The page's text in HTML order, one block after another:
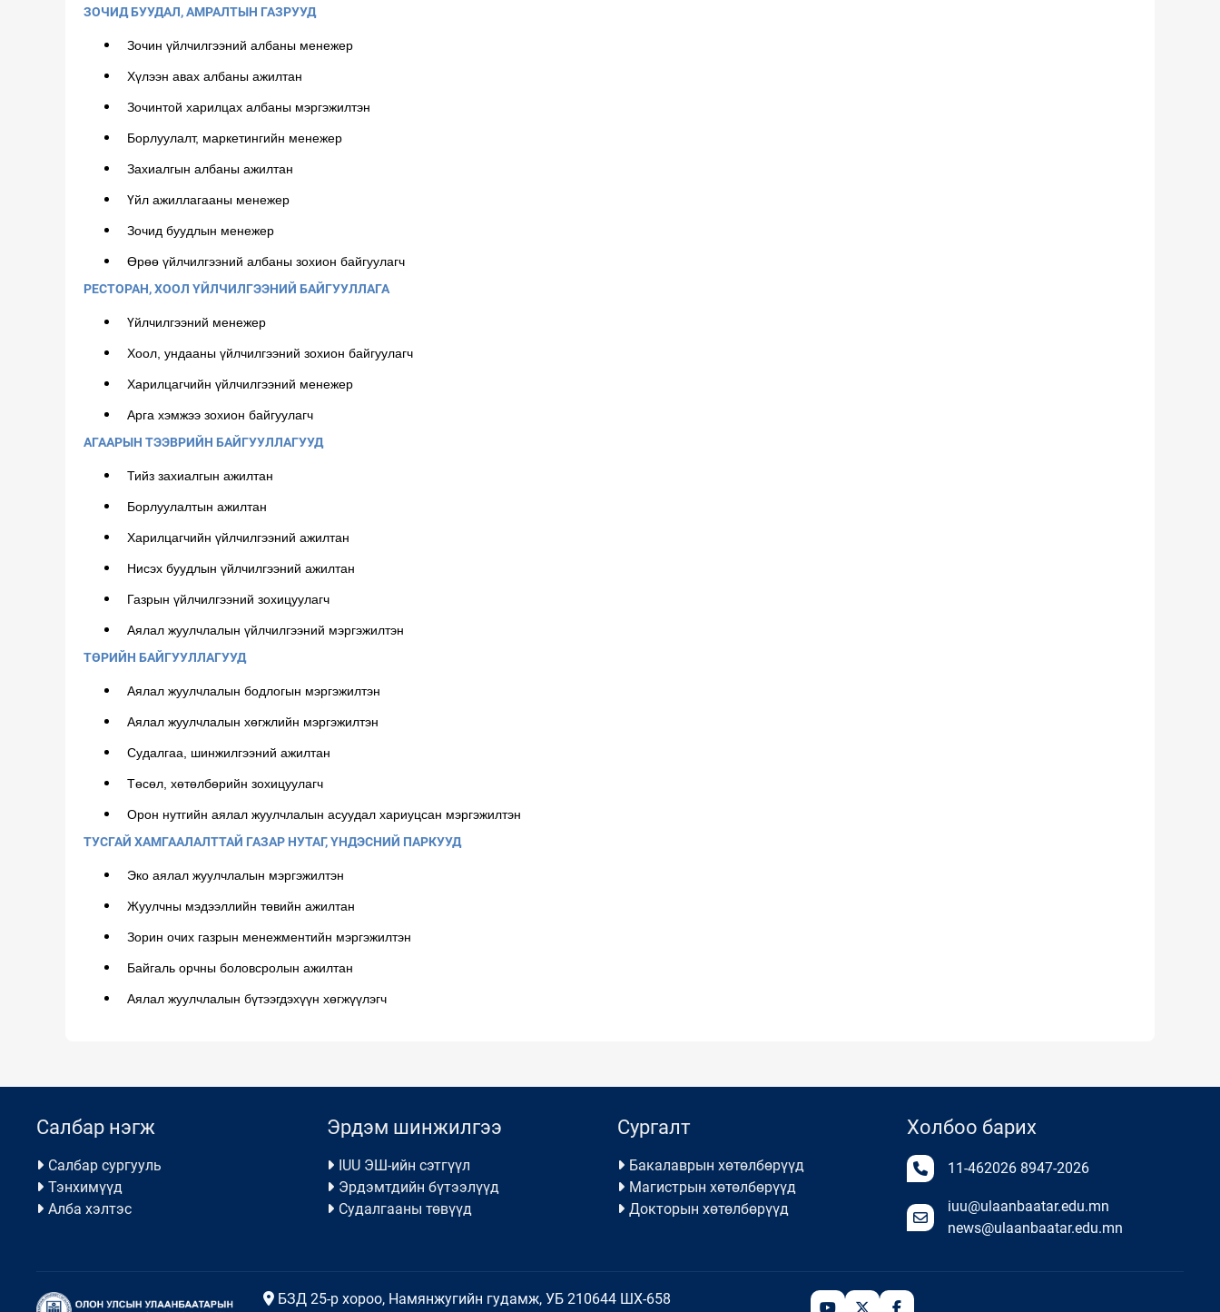
ЗОЧИД БУУДАЛ, АМРАЛТЫН ГАЗРУУД
Зочин үйлчилгээний албаны менежер
Хүлээн авах албаны ажилтан
Зочинтой харилцах албаны мэргэжилтэн
Борлуулалт, маркетингийн менежер
Захиалгын албаны ажилтан
Үйл ажиллагааны менежер
Зочид буудлын менежер
Өрөө үйлчилгээний албаны зохион байгуулагч
РЕСТОРАН, ХООЛ ҮЙЛЧИЛГЭЭНИЙ БАЙГУУЛЛАГА
Үйлчилгээний менежер
Хоол, ундааны үйлчилгээний зохион байгуулагч
Харилцагчийн үйлчилгээний менежер
Арга хэмжээ зохион байгуулагч
АГААРЫН ТЭЭВРИЙН БАЙГУУЛЛАГУУД
Тийз захиалгын ажилтан
Борлуулалтын ажилтан
Харилцагчийн үйлчилгээний ажилтан
Нисэх буудлын үйлчилгээний ажилтан
Газрын үйлчилгээний зохицуулагч
Аялал жуулчлалын үйлчилгээний мэргэжилтэн
ТӨРИЙН БАЙГУУЛЛАГУУД
Аялал жуулчлалын бодлогын мэргэжилтэн
Аялал жуулчлалын хөгжлийн мэргэжилтэн
Судалгаа, шинжилгээний ажилтан
Төсөл, хөтөлбөрийн зохицуулагч
Орон нутгийн аялал жуулчлалын асуудал хариуцсан мэргэжилтэн
ТУСГАЙ ХАМГААЛАЛТТАЙ ГАЗАР НУТАГ, ҮНДЭСНИЙ ПАРКУУД
Эко аялал жуулчлалын мэргэжилтэн
Жуулчны мэдээллийн төвийн ажилтан
Зорин очих газрын менежментийн мэргэжилтэн
Байгаль орчны боловсролын ажилтан
Аялал жуулчлалын бүтээгдэхүүн хөгжүүлэгч
Салбар нэгж
Салбар сургууль
Тэнхимүүд
Алба хэлтэс
Эрдэм шинжилгээ
IUU ЭШ-ийн сэтгүүл
Эрдэмтдийн бүтээлүүд
Судалгааны төвүүд
Сургалт
Бакалаврын хөтөлбөрүүд
Магистрын хөтөлбөрүүд
Докторын хөтөлбөрүүд
Холбоо барих
11-462026 8947-2026
iuu@ulaanbaatar.edu.mn
news@ulaanbaatar.edu.mn
БЗД 25-р хороо, Намянжугийн гудамж, УБ 210644 ШХ-658